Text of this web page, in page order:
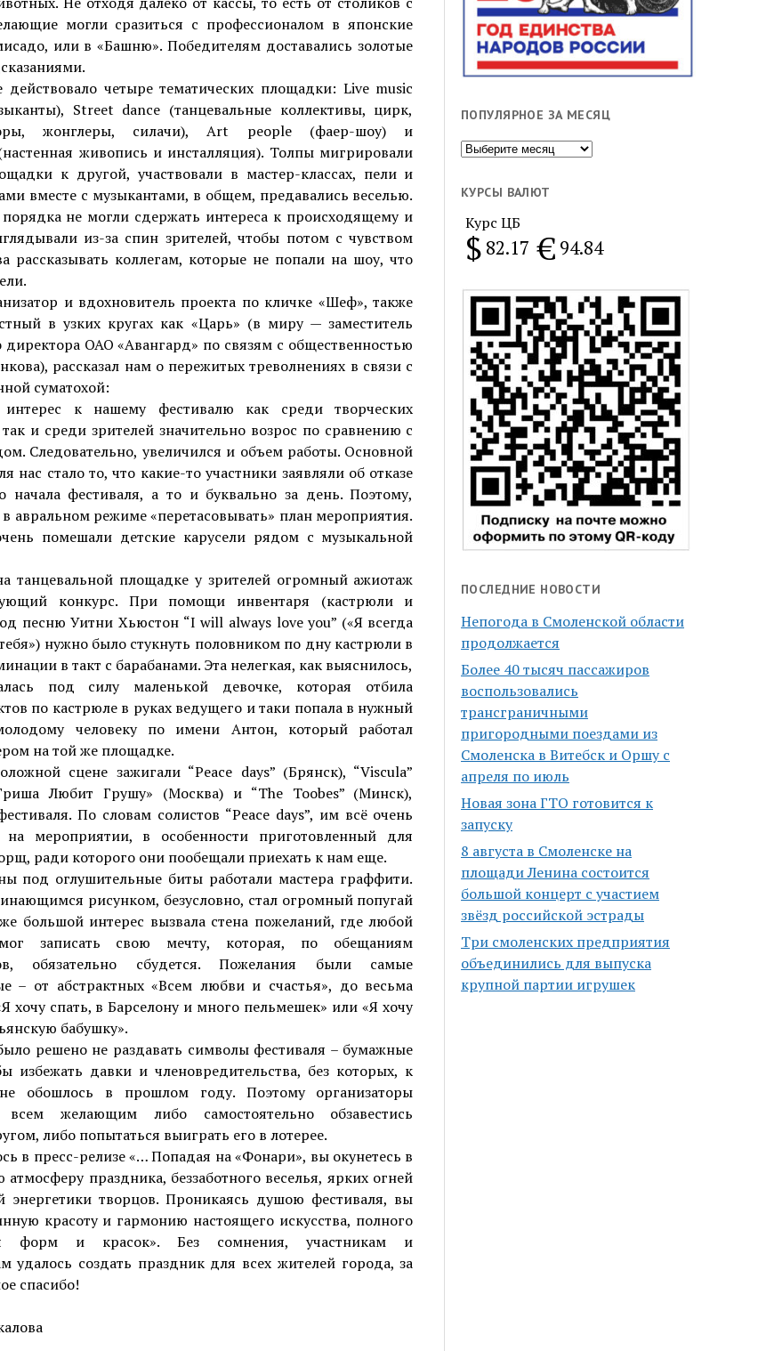
могли сразиться с профессионалом в японские
или в «Башню». Победителям доставались золотые
действовало четыре тематических площадки: Live music
Street dance (танцевальные коллективы, цирк,
жонглеры, силачи), Art people (фаер-шоу) и
живопись и инсталляция). Толпы мигрировали
к другой, участвовали в мастер-классах, пели и
вместе с музыкантами, в общем, предавались веселью.
не могли сдержать интереса к происходящему и
из-за спин зрителей, чтобы потом с чувством
рассказывать коллегам, которые не попали на шоу, что
и вдохновитель проекта по кличке «Шеф», также
в узких кругах как «Царь» (в миру — заместитель
директора ОАО «Авангард» по связям с общественностью
рассказал нам о пережитых треволнениях в связи с
суматохой:
к нашему фестивалю как среди творческих
так и среди зрителей значительно возрос по сравнению с
Следовательно, увеличился и объем работы. Основной
нас стало то, что какие-то участники заявляли об отказе
начала фестиваля, а то и буквально за день. Поэтому,
авральном режиме «перетасовывать» план мероприятия.
помешали детские карусели рядом с музыкальной
танцевальной площадке у зрителей огромный ажиотаж
конкурс. При помощи инвентаря (кастрюли и
песню Уитни Хьюстон “I will always love you” («Я всегда
нужно было стукнуть половником по дну кастрюли в
в такт с барабанами. Эта нелегкая, как выяснилось,
под силу маленькой девочке, которая отбила
по кастрюле в руках ведущего и таки попала в нужный
человеку по имени Антон, который работал
на той же площадке.
сцене зажигали “Peace days” (Брянск), “Viscula”
Любит Грушу» (Москва) и “The Toobes” (Минск),
По словам солистов “Peace days”, им всё очень
на мероприятии, в особенности приготовленный для
ради которого они пообещали приехать к нам еще.
под оглушительные биты работали мастера граффити.
рисунком, безусловно, стал огромный попугай
большой интерес вызвала стена пожеланий, где любой
записать свою мечту, которая, по обещаниям
обязательно сбудется. Пожелания были самые
– от абстрактных «Всем любви и счастья», до весьма
хочу спать, в Барселону и много пельмешек» или «Я хочу
бабушку».
решено не раздавать символы фестиваля – бумажные
избежать давки и членовредительства, без которых, к
обошлось в прошлом году. Поэтому организаторы
всем желающим либо самостоятельно обзавестись
либо попытаться выиграть его в лотерее.
в пресс-релизе «… Попадая на «Фонари», вы окунетесь в
праздника, беззаботного веселья, ярких огней
энергетики творцов. Проникаясь душою фестиваля, вы
красоту и гармонию настоящего искусства, полного
форм и красок». Без сомнения, участникам и
удалось создать праздник для всех жителей города, за
спасибо!
ПОПУЛЯРНОЕ ЗА МЕСЯЦ
Популярное
месяц
КУРСЫ ВАЛЮТ
Курс ЦБ
$ 82.17 € 94.84
ПОСЛЕДНИЕ НОВОСТИ
Непогода в Смоленской области
продолжается
Более 40 тысяч пассажиров
воспользовались
трансграничными
пригородными поездами из
Смоленска в Витебск и Оршу с
апреля по июль
Новая зона ГТО готовится к
запуску
8 августа в Смоленске на
площади Ленина состоится
большой концерт с участием
звёзд российской эстрады
Три смоленских предприятия
объединились для выпуска
крупной партии игрушек